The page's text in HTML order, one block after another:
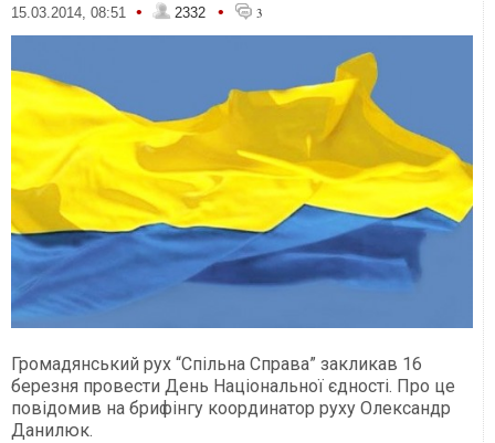
15.03.2014, 08:51 • 2332 • 3
Громадянський рух “Спільна Справа” закликав 16
березня провести День Національної єдності. Про це
повідомив на брифінгу координатор руху Олександр
Данилюк.